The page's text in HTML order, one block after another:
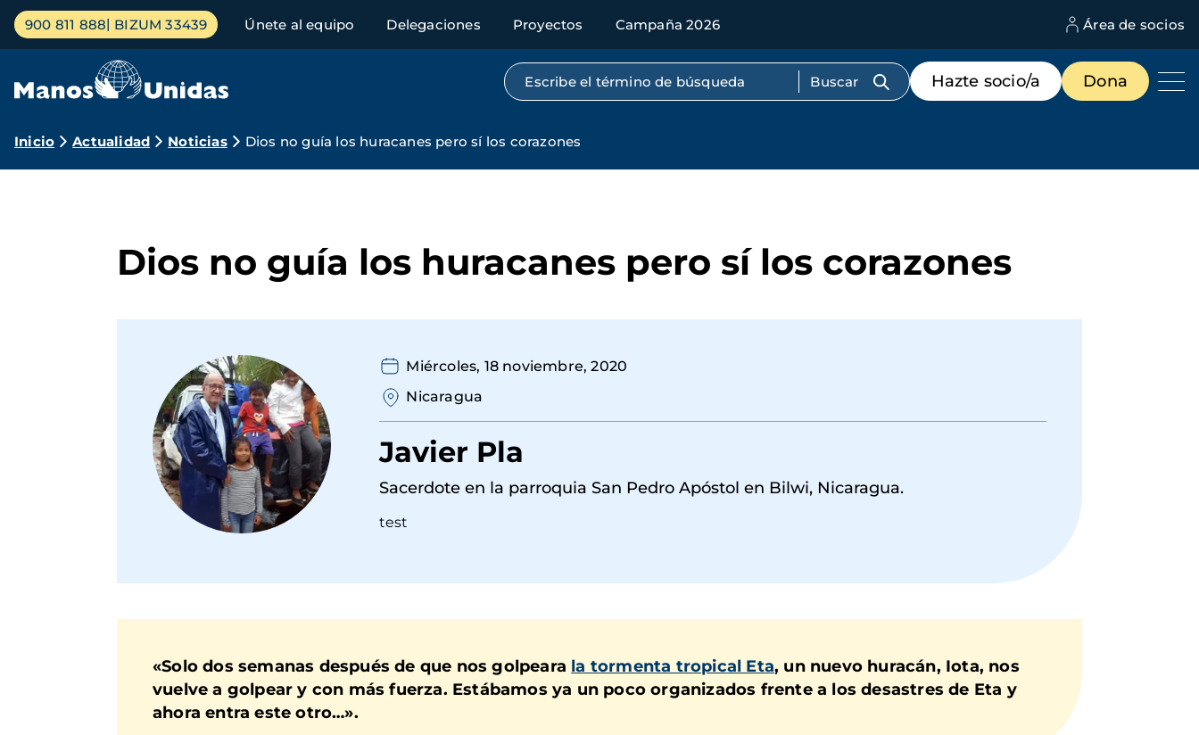
Pasar
contenido
Menú
principal
900 811 888 BIZUM 33439 Únete al equipo Delegaciones Proyectos Campaña 2026 Área de socios
Búsqueda por texto completo
Menú
de
destacados
Hazte socio/a Dona
Ruta
Inicio Actualidad Noticias Dios no guía los huracanes pero sí los corazones
Dios no guía los huracanes pero sí los corazones
Miércoles, 18 noviembre, 2020
Nicaragua
Javier Pla
Sacerdote en la parroquia San Pedro Apóstol en Bilwi, Nicaragua.
test
«Solo dos semanas después de que nos golpeara la tormenta tropical Eta, un nuevo huracán, Iota, nos
vuelve a golpear y con más fuerza. Estábamos ya un poco organizados frente a los desastres de Eta y
ahora entra este otro…».